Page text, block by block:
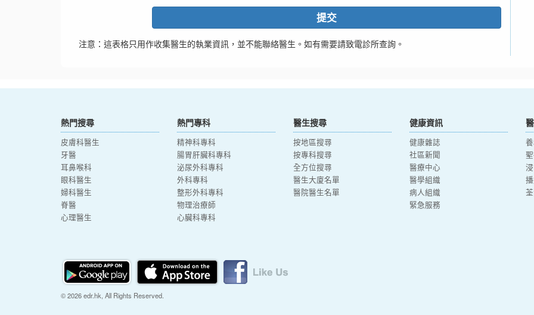
提交
注意：這表格只用作收集醫生的執業資訊，並不能聯絡醫生。如有需要請致電診所查詢。
熱門搜尋
皮膚科醫生
牙醫
耳鼻喉科
眼科醫生
婦科醫生
脊醫
心理醫生
熱門專科
精神科專科
腸胃肝臟科專科
泌尿外科專科
外科專科
整形外科專科
物理治療師
心臟科專科
醫生搜尋
按地區搜尋
按專科搜尋
全方位搜尋
醫生大廈名單
醫院醫生名單
健康資訊
健康雜誌
社區新聞
醫療中心
醫學組織
病人組織
緊急服務
© 2026 edr.hk, All Rights Reserved.